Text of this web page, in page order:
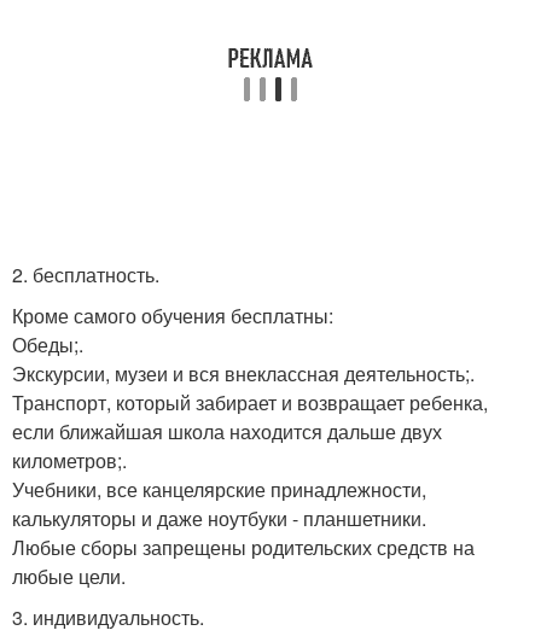
2. бесплатность.
Кроме самого обучения бесплатны:
Обеды;.
Экскурсии, музеи и вся внеклассная деятельность;.
Транспорт, который забирает и возвращает ребенка,
если ближайшая школа находится дальше двух
километров;.
Учебники, все канцелярские принадлежности,
калькуляторы и даже ноутбуки - планшетники.
Любые сборы запрещены родительских средств на
любые цели.
3. индивидуальность.